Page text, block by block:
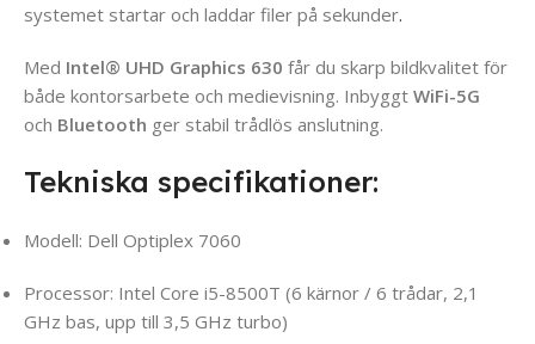
systemet startar och laddar filer på sekunder.
Med Intel® UHD Graphics 630 får du skarp bildkvalitet för
både kontorsarbete och medievisning. Inbyggt WiFi-5G
och Bluetooth ger stabil trådlös anslutning.
Tekniska specifikationer:
Modell: Dell Optiplex 7060
Processor: Intel Core i5-8500T (6 kärnor / 6 trådar, 2,1
GHz bas, upp till 3,5 GHz turbo)